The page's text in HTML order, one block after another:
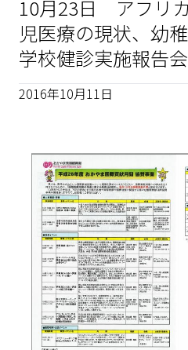
10月23日 アフリ
児医療の現状、幼
学校健診実施報告
2016年10月11日